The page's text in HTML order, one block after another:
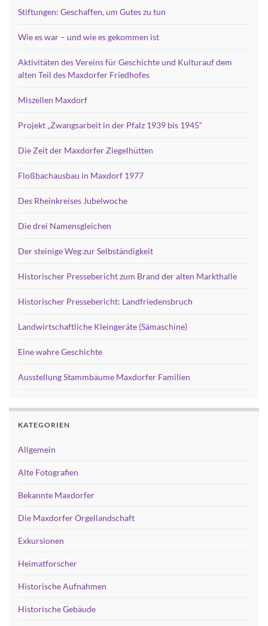
Stiftungen: Geschaffen, um Gutes zu tun
Wie es war – und wie es gekommen ist
Aktivitäten des Vereins für Geschichte und Kulturauf dem
alten Teil des Maxdorfer Friedhofes
Miszellen Maxdorf
Projekt „Zwangsarbeit in der Pfalz 1939 bis 1945“
Die Zeit der Maxdorfer Ziegelhütten
Floßbachausbau in Maxdorf 1977
Des Rheinkreises Jubelwoche
Die drei Namensgleichen
Der steinige Weg zur Selbständigkeit
Historischer Pressebericht zum Brand der alten Markthalle
Historischer Pressebericht: Landfriedensbruch
Landwirtschaftliche Kleingeräte (Sämaschine)
Eine wahre Geschichte
Ausstellung Stammbäume Maxdorfer Familien
KATEGORIEN
Allgemein
Alte Fotografien
Bekannte Maxdorfer
Die Maxdorfer Orgellandschaft
Exkursionen
Heimatforscher
Historische Aufnahmen
Historische Gebäude